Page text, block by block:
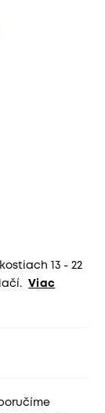
13 - 22
Viac